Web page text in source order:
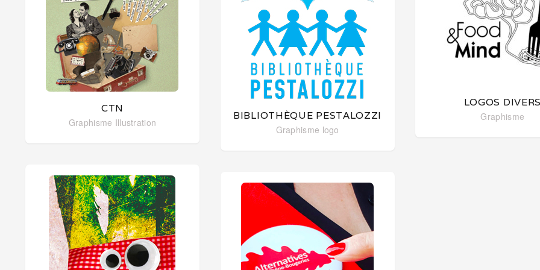
CTN
Graphisme Illustration
BIBLIOTHÈQUE PESTALOZZI
Graphisme logo
LOGOS
Graphisme